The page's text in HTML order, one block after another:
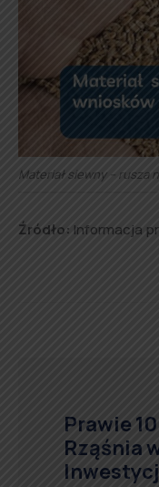
Materiał siewny – rusza
Źródło: Informacja
Prawie
Rząśnia